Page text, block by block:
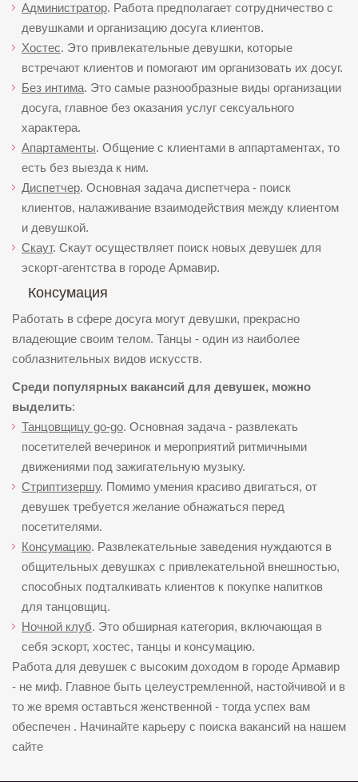
Администратор. Работа предполагает сотрудничество с
девушками и организацию досуга клиентов.
Хостес. Это привлекательные девушки, которые
встречают клиентов и помогают им организовать их досуг.
Без интима. Это самые разнообразные виды организации
досуга, главное без оказания услуг сексуального
характера.
Апартаменты. Общение с клиентами в аппартаментах, то
есть без выезда к ним.
Диспетчер. Основная задача диспетчера - поиск
клиентов, налаживание взаимодействия между клиентом
и девушкой.
Скаут. Скаут осуществляет поиск новых девушек для
эскорт-агентства в городе Армавир.
Консумация
Работать в сфере досуга могут девушки, прекрасно
владеющие своим телом. Танцы - один из наиболее
соблазнительных видов искусств.
Среди популярных вакансий для девушек, можно
выделить:
Танцовщицу go-go. Основная задача - развлекать
посетителей вечеринок и мероприятий ритмичными
движениями под зажигательную музыку.
Стриптизершу. Помимо умения красиво двигаться, от
девушек требуется желание обнажаться перед
посетителями.
Консумацию. Развлекательные заведения нуждаются в
общительных девушках с привлекательной внешностью,
способных подталкивать клиентов к покупке напитков
для танцовщиц.
Ночной клуб. Это обширная категория, включающая в
себя эскорт, хостес, танцы и консумацию.
Работа для девушек с высоким доходом в городе Армавир
- не миф. Главное быть целеустремленной, настойчивой и в
то же время оставться женственной - тогда успех вам
обеспечен . Начинайте карьеру с поиска вакансий на нашем
сайте